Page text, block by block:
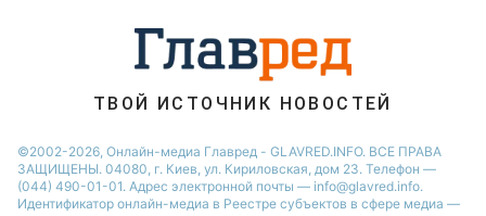
ТВОЙ ИСТОЧНИК НОВОСТЕЙ
©2002-2026, Онлайн-медиа Главред - GLAVRED.INFO. ВСЕ ПРАВА
ЗАЩИЩЕНЫ. 04080, г. Киев, ул. Кириловская, дом 23. Телефон —
(044) 490-01-01. Адрес электронной почты — info@glavred.info.
Идентификатор онлайн-медиа в Реестре cубъектов в сфере медиа —